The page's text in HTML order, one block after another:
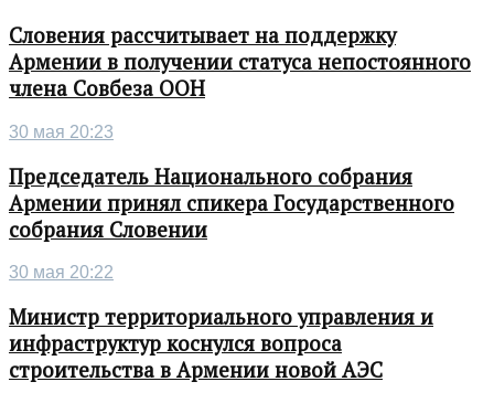
Словения рассчитывает на поддержку
Армении в получении статуса непостоянного
члена Совбеза ООН
30 мая 20:23
Председатель Национального собрания
Армении принял спикера Государственного
собрания Словении
30 мая 20:22
Министр территориального управления и
инфраструктур коснулся вопроса
строительства в Армении новой АЭС